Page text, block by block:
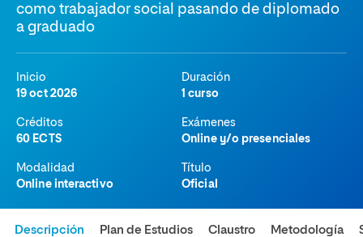
como trabajador social pasando de diplomado
a graduado
Inicio
19 oct 2026
Duración
1 curso
Créditos
60 ECTS
Exámenes
Online y/o presenciales
Modalidad
Online interactivo
Título
Oficial
Descripción Plan de Estudios Claustro Metodología